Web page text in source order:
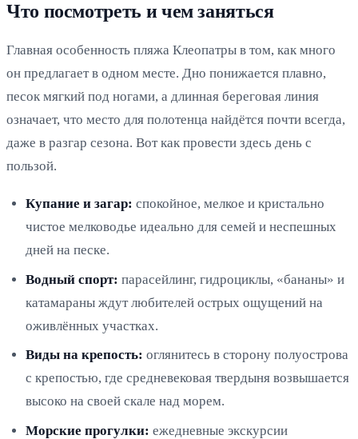
Что посмотреть и чем заняться
Главная особенность пляжа Клеопатры в том, как много
он предлагает в одном месте. Дно понижается плавно,
песок мягкий под ногами, а длинная береговая линия
означает, что место для полотенца найдётся почти всегда,
даже в разгар сезона. Вот как провести здесь день с
пользой.
Купание и загар: спокойное, мелкое и кристально
чистое мелководье идеально для семей и неспешных
дней на песке.
Водный спорт: парасейлинг, гидроциклы, «бананы» и
катамараны ждут любителей острых ощущений на
оживлённых участках.
Виды на крепость: оглянитесь в сторону полуострова
с крепостью, где средневековая твердыня возвышается
высоко на своей скале над морем.
Морские прогулки: ежедневные экскурсии